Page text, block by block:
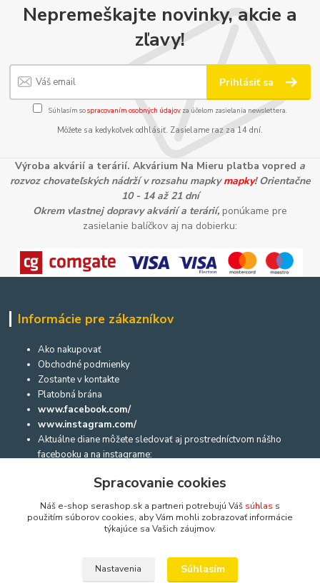
Nepremeškajte novinky, akcie a
zľavy!
Prihlásiť sa
Súhlasím sospracovaním osobných údajov za účelom zasielania newslettera.
Môžete sa kedykoľvek odhlásiť. Zasielame raz za 14 dní.
Výroba akvárií a terárií. Akvárium Na Mieru platba vopred a
rozvoz chovateľských nádrží v rozsahu mapkymapky! Orientačne
10 - 14 až 21 dní
Okrem vlastnej dopravy akvárií a terárií, ponúkame pre
zasielanie balíčkov aj na dobierku:
Informácie pre zákazníkov
Ako nakupovať
Obchodné podmienky
Zostante v kontakte
Platobná brána
www.facebook.com/
www.instagram.com/
Aktuálne diane môžete sledovať aj prostredníctvom nášho
facebooku a na instagrame:
Dôležité informácie
Návod na použitie akvárií, akvaterárií, terárií a niekoľko rád a
Bratislavský rozvoz a bezpečné doručeni
Spracovanie cookies
Náš e-shop serashop.sk a partneri potrebujú Váš súhlas s
použitím súborov cookies, aby Vám mohli zobrazovať informácie
týkajúce sa Vašich záujmov.
Nastavenia Súhlasím